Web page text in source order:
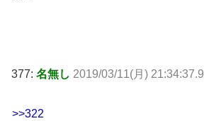
377: 名無し 2019/03/11(月)
>>322